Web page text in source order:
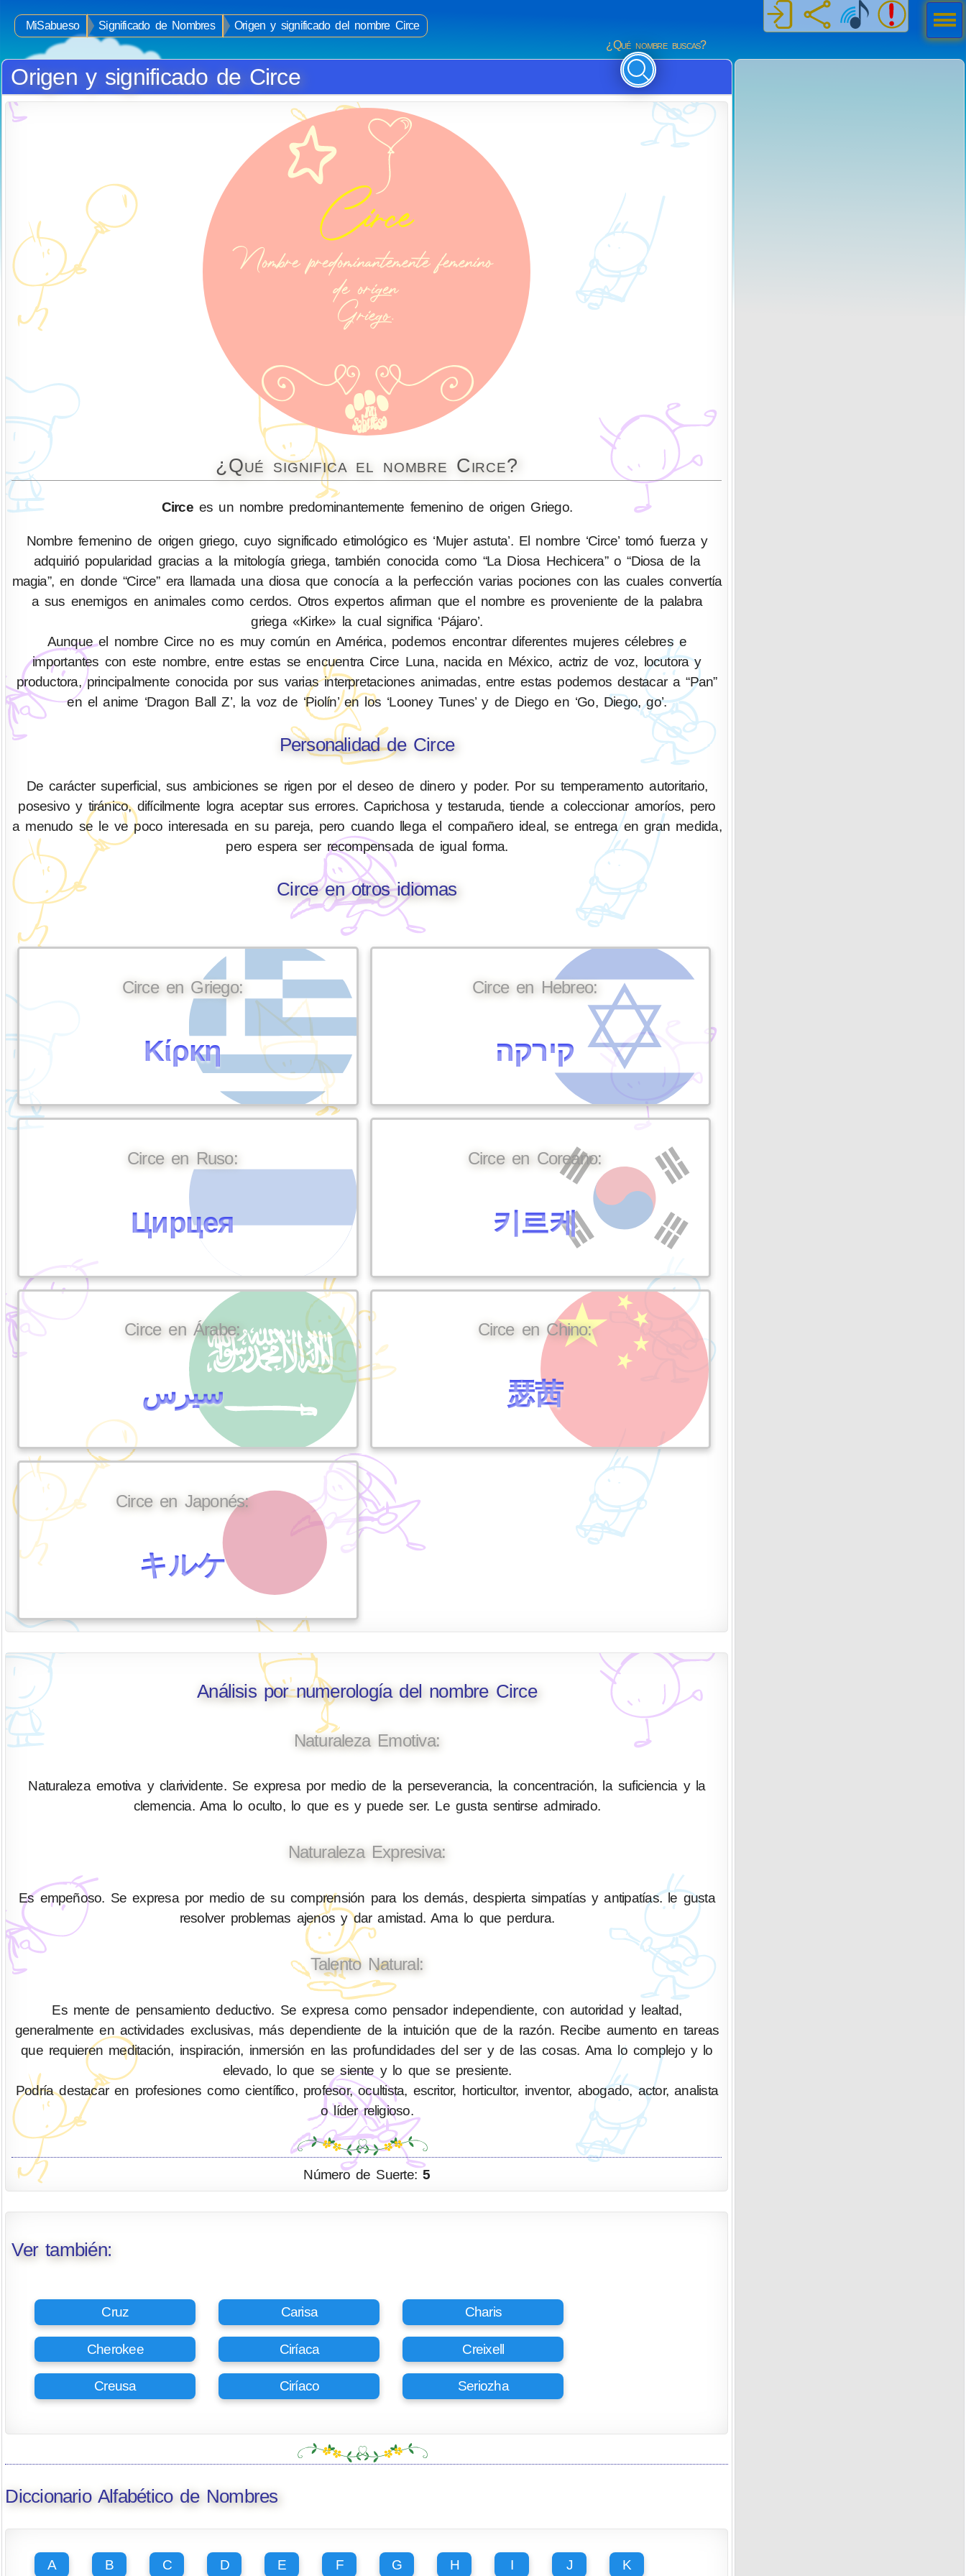
MiSabueso Significado de Nombres
Origen y significado del nombre Circe
¿Qué nombre buscas?
Origen y significado de Circe
¿Qué significa el nombre Circe?
Circees un nombre predominantemente femenino de origen Griego.
Nombre femenino de origen griego, cuyo significado etimológico es ‘Mujer astuta’. El nombre ‘Circe’ tomó fuerza y
adquirió popularidad gracias a la mitología griega, también conocida como “La Diosa Hechicera” o “Diosa de la
magia”, en donde “Circe” era llamada una diosa que conocía a la perfección varias pociones con las cuales convertía
a sus enemigos en animales como cerdos. Otros expertos afirman que el nombre es proveniente de la palabra
griega «Kirke» la cual significa ‘Pájaro’.
Aunque el nombre Circe no es muy común en América, podemos encontrar diferentes mujeres célebres e
importantes con este nombre, entre estas se encuentra Circe Luna, nacida en México, actriz de voz, locutora y
productora, principalmente conocida por sus varias interpretaciones animadas, entre estas podemos destacar a “Pan”
en el anime ‘Dragon Ball Z’, la voz de ‘Piolín’ en los ‘Looney Tunes’ y de Diego en ‘Go, Diego, go’.
Personalidad de Circe
De carácter superficial, sus ambiciones se rigen por el deseo de dinero y poder. Por su temperamento autoritario,
posesivo y tiránico, difícilmente logra aceptar sus errores. Caprichosa y testaruda, tiende a coleccionar amoríos, pero
a menudo se le ve poco interesada en su pareja, pero cuando llega el compañero ideal, se entrega en gran medida,
pero espera ser recompensada de igual forma.
Circe en otros idiomas
Circe en Griego:
Κίρκη
Circe en Hebreo:
קירקה
Circe en Ruso:
Цирцея
Circe en Coreano:
키르케
Circe en Árabe:
سيرس
Circe en Chino:
瑟茜
Circe en Japonés:
キルケ
Análisis por numerología del nombre Circe
Naturaleza Emotiva:
Naturaleza emotiva y clarividente. Se expresa por medio de la perseverancia, la concentración, la suficiencia y la
clemencia. Ama lo oculto, lo que es y puede ser. Le gusta sentirse admirado.
Naturaleza Expresiva:
Es empeñoso. Se expresa por medio de su comprensión para los demás, despierta simpatías y antipatías. le gusta
resolver problemas ajenos y dar amistad. Ama lo que perdura.
Talento Natural:
Es mente de pensamiento deductivo. Se expresa como pensador independiente, con autoridad y lealtad,
generalmente en actividades exclusivas, más dependiente de la intuición que de la razón. Recibe aumento en tareas
que requieren meditación, inspiración, inmersión en las profundidades del ser y de las cosas. Ama lo complejo y lo
elevado, lo que se siente y lo que se presiente.
Podría destacar en profesiones como científico, profesor, ocultista, escritor, horticultor, inventor, abogado, actor, analista
o líder religioso.
Número de Suerte:5
Ver también:
Cruz Carisa Charis
Cherokee Ciríaca Creixell
Creusa Ciríaco Seriozha
Diccionario Alfabético de Nombres
A B C D E F G H I J K
Men
ú